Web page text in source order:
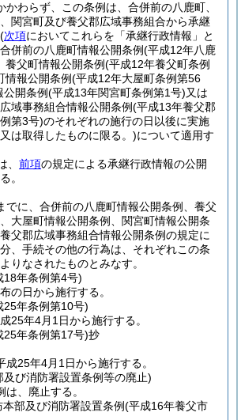
かわらず、この条例は、合併前の八鹿町、
関宮町及び養父郡広域事務組合から承継
(次項においてこれらを「承継行政情報」と
併前の八鹿町情報公開条例(平成12年八鹿
、養父町情報公開条例(平成12年養父町条例
情報公開条例(平成12年大屋町条例第56
公開条例(平成13年関宮町条例第1号)又は
域事務組合情報公開条例(平成13年養父郡
第3号)のそれぞれの施行の日以後に実施
は取得したものに限る。)について適用す
、 前項の規定による承継行政情報の公開
。
でに、合併前の八鹿町情報公開条例、養父
大屋町情報公開条例、関宮町情報公開条
父郡広域事務組合情報公開条例の規定に
、手続その他の行為は、それぞれこの条
りなされたものとみなす。
18年条例第4号)
の日から施行する。
25年条例第10号)
25年4月1日から施行する。
25年条例第17号)抄
成25年4月1日から施行する。
び消防署設置条例等の廃止)
、廃止する。
部及び消防署設置条例(平成16年養父市